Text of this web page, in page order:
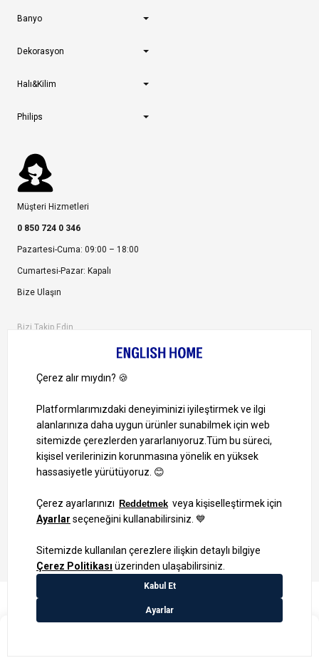
Banyo
Dekorasyon
Halı&Kilim
Philips
Müşteri Hizmetleri
0 850 724 0 346
Pazartesi-Cuma: 09:00 – 18:00
Cumartesi-Pazar: Kapalı
Bize Ulaşın
Bizi Takip Edin
1000 TL ve Üzeri Alışverişlerinizde Kargo Bedava!
Bilgi Toplum Hizmetleri
KVKK Veri İşleme Politikamız
Site Haritası